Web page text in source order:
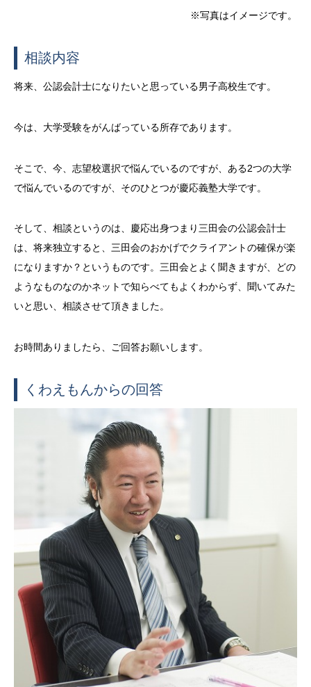
※写真はイメージです。
相談内容
将来、公認会計士になりたいと思っている男子高校生です。
今は、大学受験をがんばっている所存であります。
そこで、今、志望校選択で悩んでいるのですが、ある2つの大学
で悩んでいるのですが、そのひとつが慶応義塾大学です。
そして、相談というのは、慶応出身つまり三田会の公認会計士
は、将来独立すると、三田会のおかげでクライアントの確保が楽
になりますか？というものです。三田会とよく聞きますが、どの
ようなものなのかネットで知らべてもよくわからず、聞いてみた
いと思い、相談させて頂きました。
お時間ありましたら、ご回答お願いします。
くわえもんからの回答